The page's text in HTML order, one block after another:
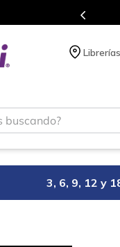
Librerías
3, 6, 9, 12 y